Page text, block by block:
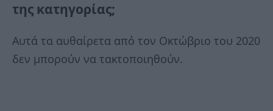
της κατηγορίας;
Αυτά τα αυθαίρετα από τον Οκτώβριο του 2020
δεν μπορούν να τακτοποιηθούν.